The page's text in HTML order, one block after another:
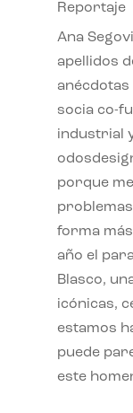
Reportaje
Ana
apellidos
socia co-
industrial
porque
forma
año el
Blasco,
icónicas,
estamos
puede
este